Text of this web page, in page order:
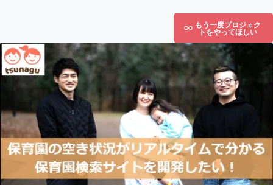
もう一度プロジェク
トをやってほしい